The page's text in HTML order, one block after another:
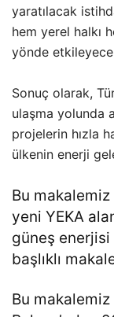
yaratılacak
hem yerel halkı
yönde
Sonuç olarak,
ulaşma yolunda
projelerin hızla
ülkenin enerji
Bu
yeni YEKA
güneş
başlıklı
Bu